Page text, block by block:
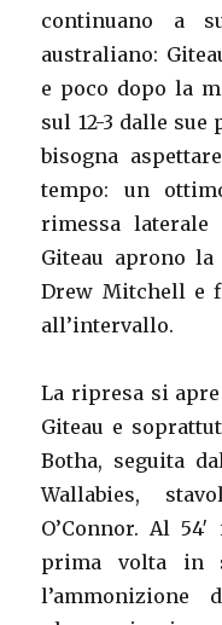
continuano a
australiano:
e poco dopo la
sul 12-3 dalle
bisogna
tempo: un
rimessa
Giteau aprono
Drew Mitchell e
all’intervallo.
La ripresa si
Giteau e
Botha, seguita
Wallabies,
O’Connor. Al
prima volta in